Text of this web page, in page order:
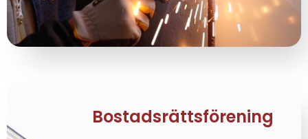
Bostadsrättsförening